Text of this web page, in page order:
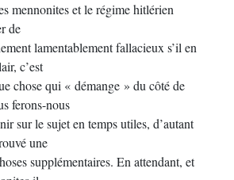
mennonites et le régime hitlérien
de
lamentablement fallacieux s’il en
c’est
chose qui « démange » du côté de
ferons-nous
sur le sujet en temps utiles, d’autant
une
supplémentaires. En attendant, et